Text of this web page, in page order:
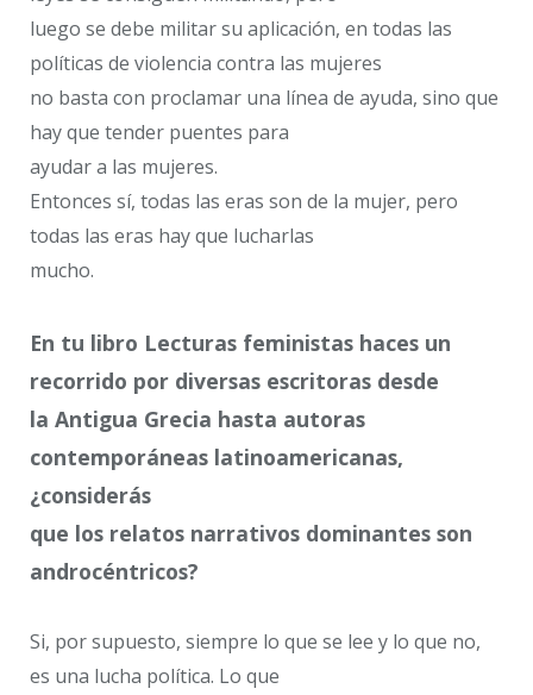
luego se debe militar su aplicación, en todas las
políticas de violencia contra las mujeres
no basta con proclamar una línea de ayuda, sino que
hay que tender puentes para
ayudar a las mujeres.
Entonces sí, todas las eras son de la mujer, pero
todas las eras hay que lucharlas
mucho.
En tu libro ​Lecturas feministas ​haces un
recorrido por diversas escritoras desde
la Antigua Grecia hasta autoras
contemporáneas latinoamericanas,
¿considerás
que los relatos narrativos dominantes son
androcéntricos?
Si, por supuesto, siempre lo que se lee y lo que no,
es una lucha política. Lo que